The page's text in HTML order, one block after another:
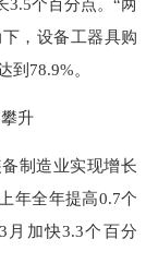
，设备工器具购
到78.9%。
升
制造业实现增长
年全年提高0.7个
月加快3.3个百分